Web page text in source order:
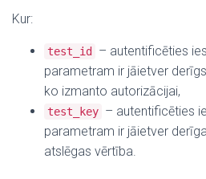
Kur:
test_id – autentificēties
parametram ir jāietver
ko izmanto autorizācijai,
test_key – autentificēties
parametram ir jāietver
atslēgas vērtība.